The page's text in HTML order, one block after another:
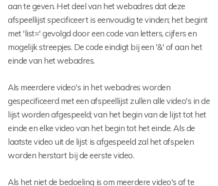
aan te geven. Het deel van het webadres dat deze
afspeellijst specificeert is eenvoudig te vinden; het begint
met 'list=' gevolgd door een code van letters, cijfers en
mogelijk streepjes. De code eindigt bij een '&' of aan het
einde van het webadres.
Als meerdere video's in het webadres worden
gespecificeerd met een afspeellijst zullen alle video's in de
lijst worden afgespeeld; van het begin van de lijst tot het
einde en elke video van het begin tot het einde. Als de
laatste video uit de lijst is afgespeeld zal het afspelen
worden herstart bij de eerste video.
Als het niet de bedoeling is om meerdere video's af te